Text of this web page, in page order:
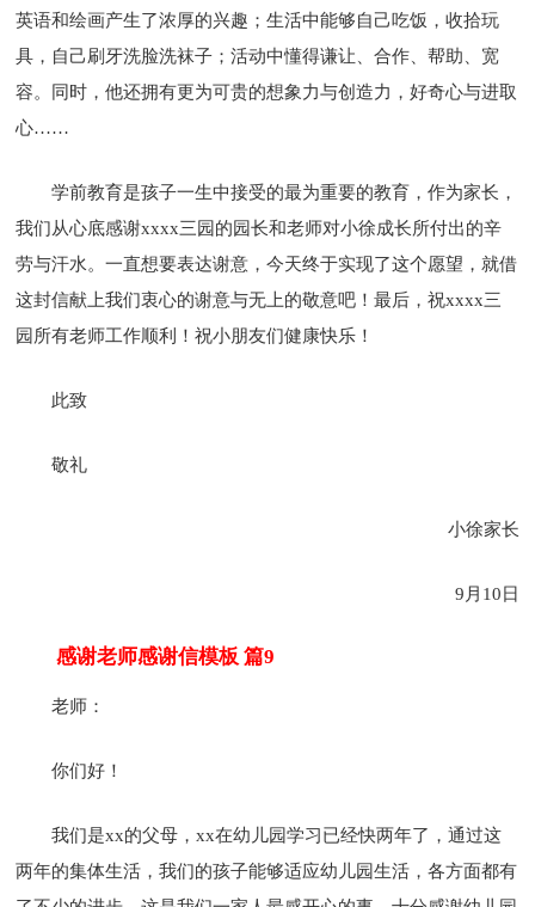
英语和绘画产生了浓厚的兴趣；生活中能够自己吃饭，收拾玩
具，自己刷牙洗脸洗袜子；活动中懂得谦让、合作、帮助、宽
容。同时，他还拥有更为可贵的想象力与创造力，好奇心与进取
心……
学前教育是孩子一生中接受的最为重要的教育，作为家长，
我们从心底感谢xxxx三园的园长和老师对小徐成长所付出的辛
劳与汗水。一直想要表达谢意，今天终于实现了这个愿望，就借
这封信献上我们衷心的谢意与无上的敬意吧！最后，祝xxxx三
园所有老师工作顺利！祝小朋友们健康快乐！
此致
敬礼
小徐家长
9月10日
感谢老师感谢信模板 篇9
老师：
你们好！
我们是xx的父母，xx在幼儿园学习已经快两年了，通过这
两年的集体生活，我们的孩子能够适应幼儿园生活，各方面都有